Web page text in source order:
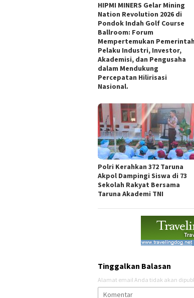
HIPMI MINERS Gelar Mining
Nation Revolution 2026 di
Pondok Indah Golf Course
Ballroom: Forum
Mempertemukan
Pelaku Industri, Investor,
Akademisi, dan Pengusaha
dalam Mendukung
Percepatan Hilirisasi
Nasional.
Polri Kerahkan 372 Taruna
Akpol Dampingi Siswa di 73
Sekolah Rakyat Bersama
Taruna Akademi TNI
Tinggalkan Balasan
Alamat email Anda tidak akan